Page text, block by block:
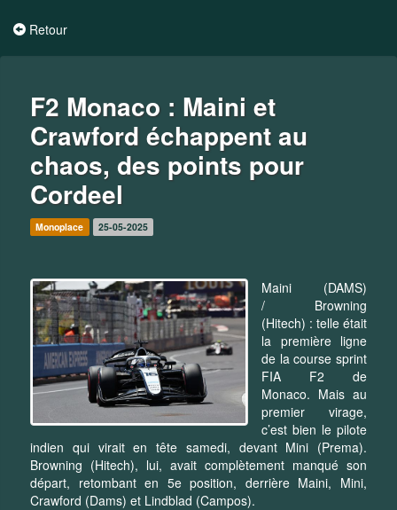
Retour
F2 Monaco : Maini et
Crawford échappent au
chaos, des points pour
Cordeel
Monoplace 25-05-2025
Maini (DAMS)
/ Browning
(Hitech) : telle était
la première ligne
de la course sprint
FIA F2 de
Monaco. Mais au
premier virage,
c’est bien le pilote
indien qui virait en tête samedi, devant Mini (Prema).
Browning (Hitech), lui, avait complètement manqué son
départ, retombant en 5e position, derrière Maini, Mini,
Crawford (Dams) et Lindblad (Campos).